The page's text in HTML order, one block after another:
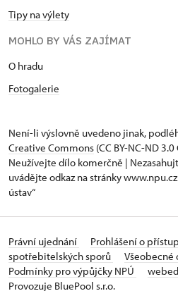
Tipy na výlety
MOHLO BY VÁS ZAJÍMAT
O hradu
Fotogalerie
Není-li výslovně uvedeno jinak,
Creative Commons (CC BY-NC-ND
Neužívejte dílo komerčně |
uvádějte odkaz na stránky
ústav“
Právní ujednání Prohlášení o
spotřebitelských sporů
Podmínky pro výpůjčky NPÚ
Provozuje BluePool s.r.o.